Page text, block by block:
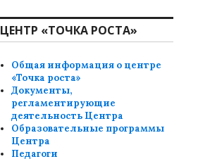
ЦЕНТР «ТОЧКА РОСТА»
Общая информация о центре
«Точка роста»
Документы,
регламентирующие
деятельность Центра
Образовательные программы
Центра
Педагоги